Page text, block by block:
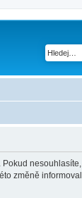
Pokud
změně